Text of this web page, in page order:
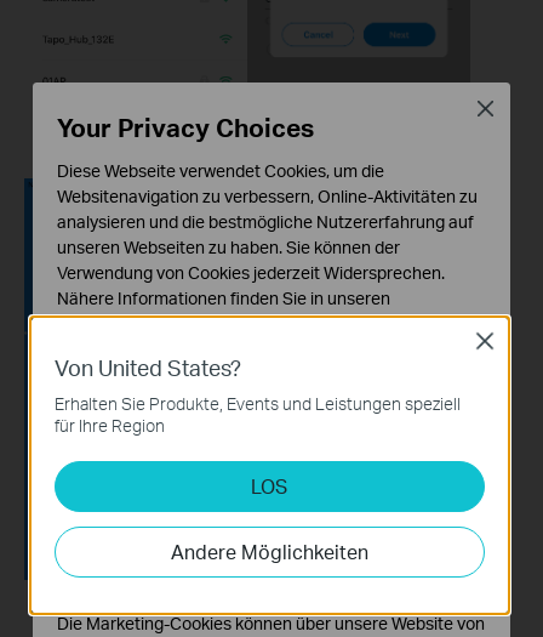
Von United States?
Erhalten Sie Produkte, Events und Leistungen speziell
für Ihre Region
LOS
Andere Möglichkeiten
Close
Your Privacy Choices
Diese Webseite verwendet Cookies, um die
Websitenavigation zu verbessern, Online-Aktivitäten zu
analysieren und die bestmögliche Nutzererfahrung auf
unseren Webseiten zu haben. Sie können der
Verwendung von Cookies jederzeit Widersprechen.
Nähere Informationen finden Sie in unseren
Datenschutzhinweisen.
Notwendige Cookies
erforderlich und können in Ihren Systemen nicht
Analyse- und Marketing-Cookies
Analyse-Cookies ermöglichen es uns, Ihre Aktivitäten
auf unserer Website zu analysieren, um die
Funktionsweise unserer Website zu verbessern und
Die Marketing-Cookies können über unsere Website von
Close